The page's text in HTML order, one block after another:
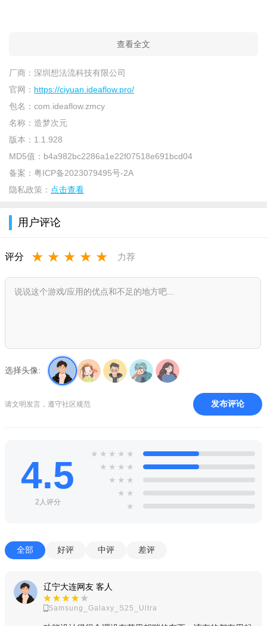
软件介绍：
造梦次元是一款多模态AI驱动的新一代内容工具。通过聊天的
方式与不同的虚拟IP进行语音/文字/图片/表情等互动，同时还可
以通过创作，构建基于虚拟IP的跨次元世界。
软件特色：
1、支持多种方式互动，让大家享受更奇妙的互动体验，结交
2、包含了丰富的话题与活动，用户随时可以加入感兴趣的活
3、为大家推荐了很多的社交话题，你可以更好的与大家一起
担心自己做动画没思路？
造梦次元支持多人互动创作，扮演你喜欢的角色，用动画接
Let‘s Go! 跟我一起前往二次元的世界吧~
想要制作同人动画，无奈技术菜？
场景、贴纸、配音等应有尽有，做动画只需动动手指点几下！
查看全文
厂商： 深圳想法流科技有限公司
官网： https://ciyuan.ideaflow.pro/
包名： com.ideaflow.zmcy
名称： 造梦次元
版本： 1.1.928
MD5值： b4a982bc2286a1e22f07518e691bcd04
备案： 粤ICP备2023079495号-2A
隐私政策： 点击查看
用户评论
评分 ★ ★ ★ ★ ★ 力荐
选择头像:
请文明发言，遵守社区规范 发布评论
4.5
2人评分
★ ★ ★ ★ ★
★ ★ ★ ★
★ ★ ★
★ ★
★
全部 好评 中评 差评
辽宁大连网友 客人
Samsung_Galaxy_S25_Ultra